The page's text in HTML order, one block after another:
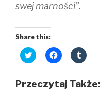
swej marności”.
Share this:
C
l
t
C
l
t
C
l
t
Przeczytaj Także: